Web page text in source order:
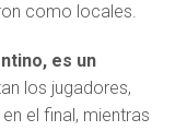
como locales.
es un
los jugadores,
el final, mientras